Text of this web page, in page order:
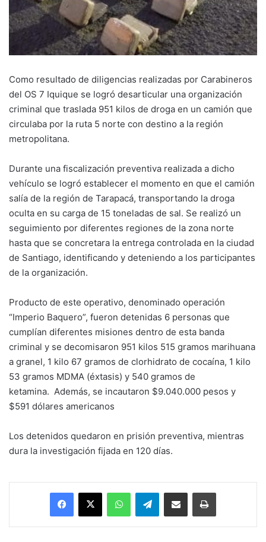
Como resultado de diligencias realizadas por Carabineros
del OS 7 Iquique se logró desarticular una organización
criminal que traslada 951 kilos de droga en un camión que
circulaba por la ruta 5 norte con destino a la región
metropolitana.
Durante una fiscalización preventiva realizada a dicho
vehículo se logró establecer el momento en que el camión
salía de la región de Tarapacá, transportando la droga
oculta en su carga de 15 toneladas de sal. Se realizó un
seguimiento por diferentes regiones de la zona norte
hasta que se concretara la entrega controlada en la ciudad
de Santiago, identificando y deteniendo a los participantes
de la organización.
Producto de este operativo, denominado operación
“Imperio Baquero”, fueron detenidas 6 personas que
cumplían diferentes misiones dentro de esta banda
criminal y se decomisaron 951 kilos 515 gramos marihuana
a granel, 1 kilo 67 gramos de clorhidrato de cocaína, 1 kilo
53 gramos MDMA (éxtasis) y 540 gramos de
ketamina. Además, se incautaron $9.040.000 pesos y
$591 dólares americanos
Los detenidos quedaron en prisión preventiva, mientras
dura la investigación fijada en 120 días.
Facebook
X WhatsAppTelegramEnviar vía email Imprimir